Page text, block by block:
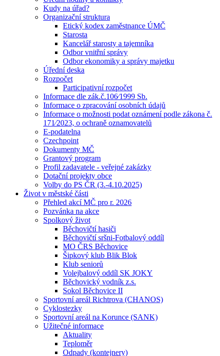
Kudy na úřad?
Organizační struktura
Etický kodex zaměstnance ÚMČ
Starosta
Kancelář starosty a tajemníka
Odbor vnitřní správy
Odbor ekonomiky a správy majetku
Úřední deska
Rozpočet
Participativní rozpočet
Informace dle zák.č.106⁄1999 Sb.
Informace o zpracování osobních údajů
Informace o možnosti podat oznámení podle zákona č.
171⁄2023, o ochraně oznamovatelů
E-podatelna
Czechpoint
Dokumenty MČ
Grantový program
Profil zadavatele - veřejné zakázky
Dotační projekty obce
Volby do PS ČR (3.-4.10.2025)
Život v městské části
Přehled akcí MČ pro r. 2026
Pozvánka na akce
Spolkový život
Běchovičtí hasiči
Běchovičtí sršni-Fotbalový oddíl
MO ČRS Běchovice
Šipkový klub Blik Blok
Klub seniorů
Volejbalový oddíl SK JOKY
Běchovický vodník z.s.
Sokol Běchovice II
Sportovní areál Richtrova (CHANOS)
Cyklostezky
Sportovní areál na Korunce (SANK)
Užitečné informace
Aktuality
Teploměr
Odpady (kontejnery)